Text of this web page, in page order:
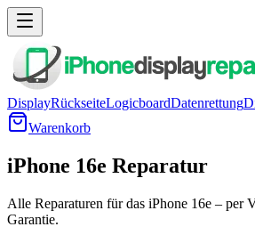
DisplayRückseiteLogicboardDatenrettung
Warenkorb
iPhone 16e Reparatur
Alle Reparaturen für das iPhone 16e – per
Garantie.